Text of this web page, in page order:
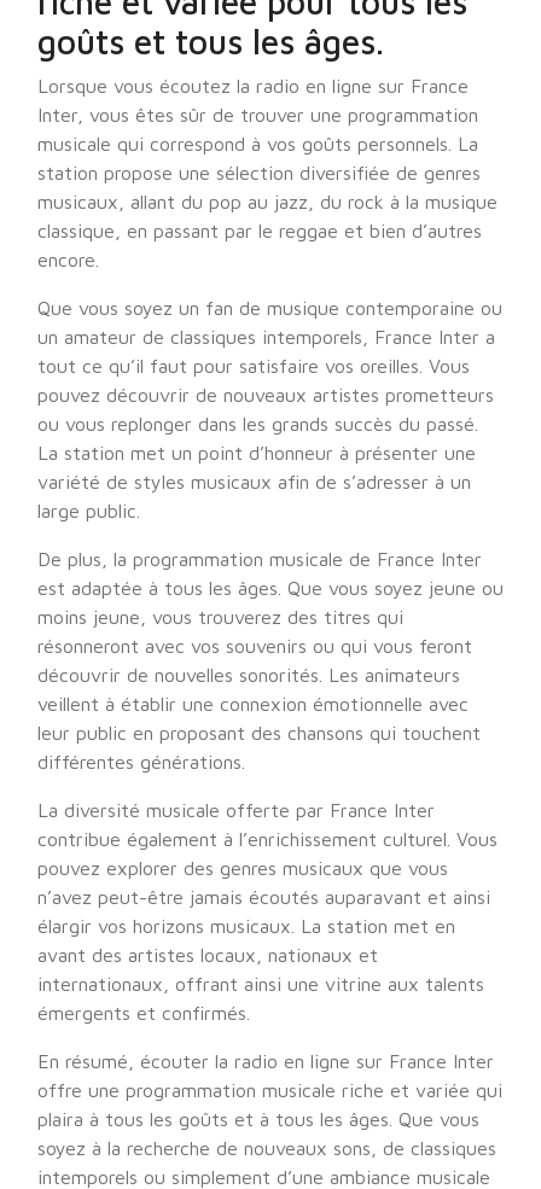
goûts et tous les âges.
Lorsque vous écoutez la radio en ligne sur France
Inter, vous êtes sûr de trouver une programmation
musicale qui correspond à vos goûts personnels. La
station propose une sélection diversifiée de genres
musicaux, allant du pop au jazz, du rock à la musique
classique, en passant par le reggae et bien d’autres
encore.
Que vous soyez un fan de musique contemporaine ou
un amateur de classiques intemporels, France Inter a
tout ce qu’il faut pour satisfaire vos oreilles. Vous
pouvez découvrir de nouveaux artistes prometteurs
ou vous replonger dans les grands succès du passé.
La station met un point d’honneur à présenter une
variété de styles musicaux afin de s’adresser à un
large public.
De plus, la programmation musicale de France Inter
est adaptée à tous les âges. Que vous soyez jeune ou
moins jeune, vous trouverez des titres qui
résonneront avec vos souvenirs ou qui vous feront
découvrir de nouvelles sonorités. Les animateurs
veillent à établir une connexion émotionnelle avec
leur public en proposant des chansons qui touchent
différentes générations.
La diversité musicale offerte par France Inter
contribue également à l’enrichissement culturel. Vous
pouvez explorer des genres musicaux que vous
n’avez peut-être jamais écoutés auparavant et ainsi
élargir vos horizons musicaux. La station met en
avant des artistes locaux, nationaux et
internationaux, offrant ainsi une vitrine aux talents
émergents et confirmés.
En résumé, écouter la radio en ligne sur France Inter
offre une programmation musicale riche et variée qui
plaira à tous les goûts et à tous les âges. Que vous
soyez à la recherche de nouveaux sons, de classiques
intemporels ou simplement d’une ambiance musicale